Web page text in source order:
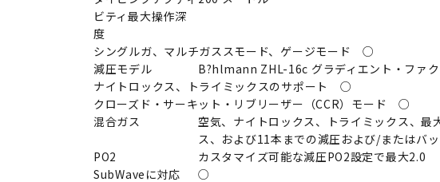
ビティ最大操作深
度
シングルガ、マルチガススモード、ゲージモード ○
減圧モデル
B?hlmann ZHL-16c グラディエント・ファク
ナイトロックス、トライミックスのサポート ○
クローズド・サーキット・リブリーザー（CCR）モード ○
混合ガス
空気、ナイトロックス、トライミックス、
ス、および11本までの減圧および/またはバ
PO2
カスタマイズ可能な減圧PO2設定で最大2.0
SubWaveに対応
○